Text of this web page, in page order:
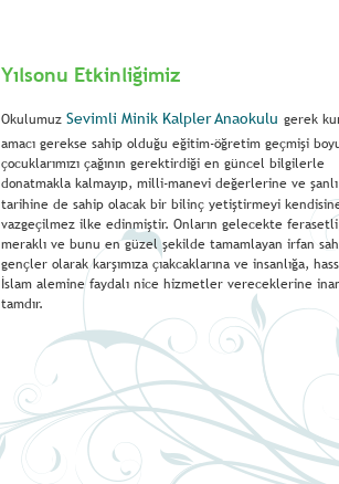
Yılsonu Etkinliğimiz
Okulumuz Sevimli Minik Kalpler Anaokulu gerek
amacı gerekse sahip olduğu eğitim-öğretim geçmişi
çocuklarımızı çağının gerektirdiği en güncel bilgilerle
donatmakla kalmayıp, milli-manevi değerlerine ve şanlı
tarihine de sahip olacak bir bilinç yetiştirmeyi
vazgeçilmez ilke edinmiştir. Onların gelecekte
meraklı ve bunu en güzel şekilde tamamlayan irfan
gençler olarak karşımıza çıakcaklarına ve insanlığa,
İslam alemine faydalı nice hizmetler vereceklerine
tamdır.